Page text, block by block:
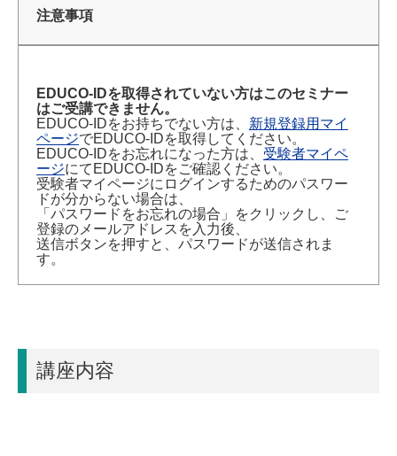
注意事項
EDUCO-IDを取得されていない方はこのセミナー
はご受講できません。
EDUCO-IDをお持ちでない方は、 新規登録用マイ
ページでEDUCO-IDを取得してください。
EDUCO-IDをお忘れになった方は、 受験者マイペ
ージにてEDUCO-IDをご確認ください。
受験者マイページにログインするためのパスワー
ドが分からない場合は、
「パスワードをお忘れの場合」をクリックし、ご
登録のメールアドレスを入力後、
送信ボタンを押すと、パスワードが送信されま
す。
講座内容